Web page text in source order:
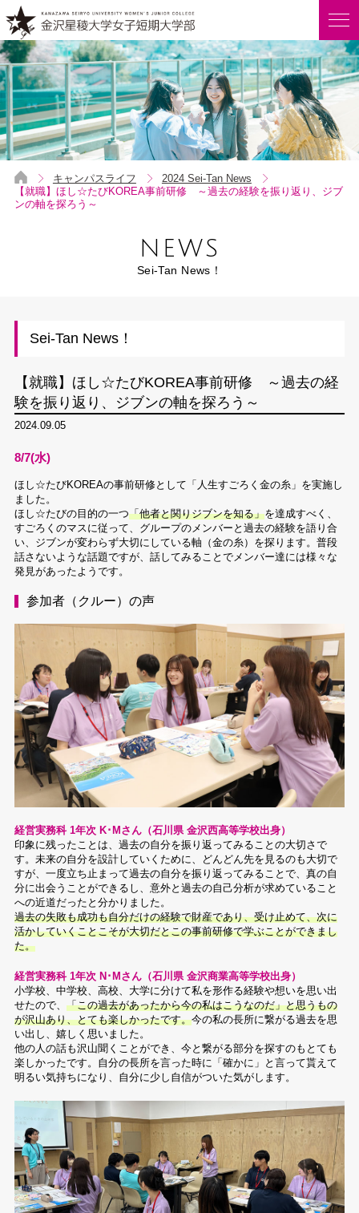
キャンパスライフ
2024 Sei-Tan News
【就職】ほし☆たびKOREA事前研修 ～過去の経験を振り返り、ジブ
ンの軸を探ろう～
NEWS
Sei-Tan News！
Sei-Tan News！
【就職】ほし☆たびKOREA事前研修 ～過去の経
験を振り返り、ジブンの軸を探ろう～
2024.09.05
8/7(水)
ほし☆たびKOREAの事前研修として「人生すごろく金の糸」を実施し
ました。
ほし☆たびの目的の一つ「他者と関りジブンを知る」を達成すべく、
すごろくのマスに従って、グループのメンバーと過去の経験を語り合
い、ジブンが変わらず大切にしている軸（金の糸）を探ります。普段
話さないような話題ですが、話してみることでメンバー達には様々な
発見があったようです。
参加者（クルー）の声
経営実務科 1年次 K･Mさん（石川県 金沢西高等学校出身）
印象に残ったことは、過去の自分を振り返ってみることの大切さで
す。未来の自分を設計していくために、どんどん先を見るのも大切で
すが、一度立ち止まって過去の自分を振り返ってみることで、真の自
分に出会うことができるし、意外と過去の自己分析が求めていること
への近道だったと分かりました。
過去の失敗も成功も自分だけの経験で財産であり、受け止めて、次に
活かしていくことこそが大切だとこの事前研修で学ぶことができまし
た。
経営実務科 1年次 N･Mさん（石川県 金沢商業高等学校出身）
小学校、中学校、高校、大学に分けて私を形作る経験や想いを思い出
せたので、 「この過去があったから今の私はこうなのだ」と思うもの
が沢山あり、とても楽しかったです。今の私の長所に繋がる過去を思
い出し、嬉しく思いました。
他の人の話も沢山聞くことができ、今と繋がる部分を探すのもとても
楽しかったです。自分の長所を言った時に「確かに」と言って貰えて
明るい気持ちになり、自分に少し自信がついた気がします。